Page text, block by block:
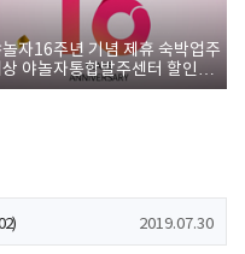
놀자16주년 기념 제휴 숙박업주
상 야놀자통합발주센터 할인쿠
증정
2019.07.30